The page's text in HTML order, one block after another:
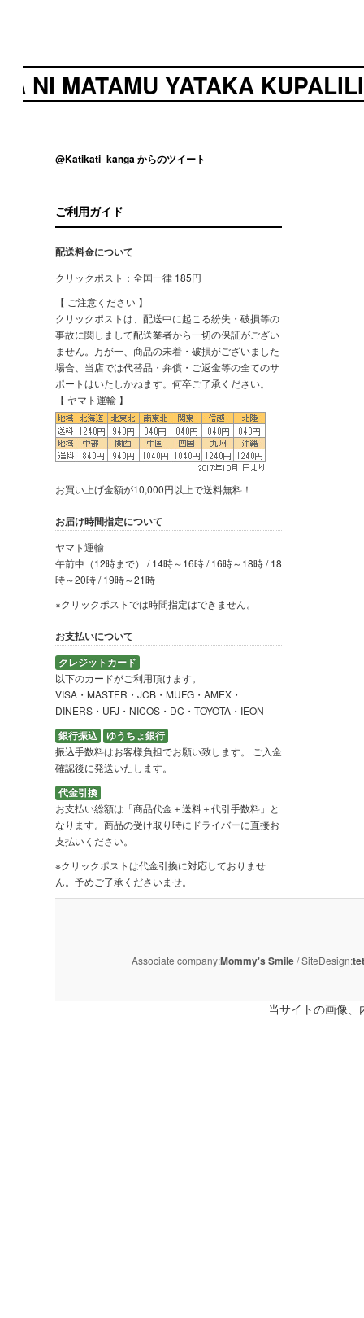
MATAMU YATAKA KUPALILIWA
@Katikati_kanga からのツイート
ご利用ガイド
配送料金について
クリックポスト：全国一律 185円
【 ご注意ください 】
クリックポストは、配送中に起こる紛失・破損等の
事故に関しまして配送業者から一切の保証がござい
ません。万が一、商品の未着・破損がございました
場合、当店では代替品・弁償・ご返金等の全てのサ
ポートはいたしかねます。何卒ご了承ください。
【 ヤマト運輸 】
お買い上げ金額が10,000円以上で送料無料！
お届け時間指定について
ヤマト運輸
午前中（12時まで） / 14時～16時 / 16時～18時 / 18
時～20時 / 19時～21時
※クリックポストでは時間指定はできません。
お支払いについて
クレジットカード
以下のカードがご利用頂けます。
VISA・MASTER・JCB・MUFG・AMEX・
DINERS・UFJ・NICOS・DC・TOYOTA・IEON
銀行振込
ゆうちょ銀行
振込手数料はお客様負担でお願い致します。 ご入金
確認後に発送いたします。
代金引換
お支払い総額は「商品代金＋送料＋代引手数料」と
なります。商品の受け取り時にドライバーに直接お
支払いください。
※クリックポストは代金引換に対応しておりませ
ん。予めご了承くださいませ。
Associate company:Mommy's Smile/ SiteDesign:
当サイトの画像